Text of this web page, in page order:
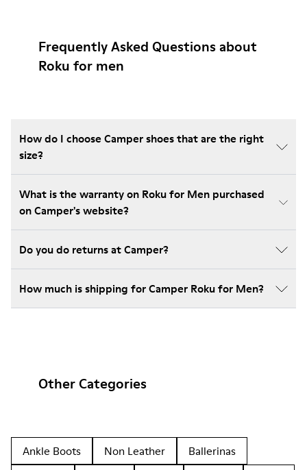
Frequently Asked Questions about
Roku for men
How do I choose Camper shoes that are the right
size?
What is the warranty on Roku for Men purchased
on Camper's website?
Do you do returns at Camper?
How much is shipping for Camper Roku for Men?
Other Categories
Ankle Boots Non Leather
Ballerinas